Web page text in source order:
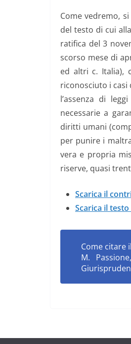
Come vedremo,
del testo di cui
ratifica del 3
scorso mese di
ed altri c. Italia),
riconosciuto i
l’assenza di
necessarie a
diritti umani
per punire i
vera e propria
riserve, quasi
Scarica il
Scarica il
Come citare
M.